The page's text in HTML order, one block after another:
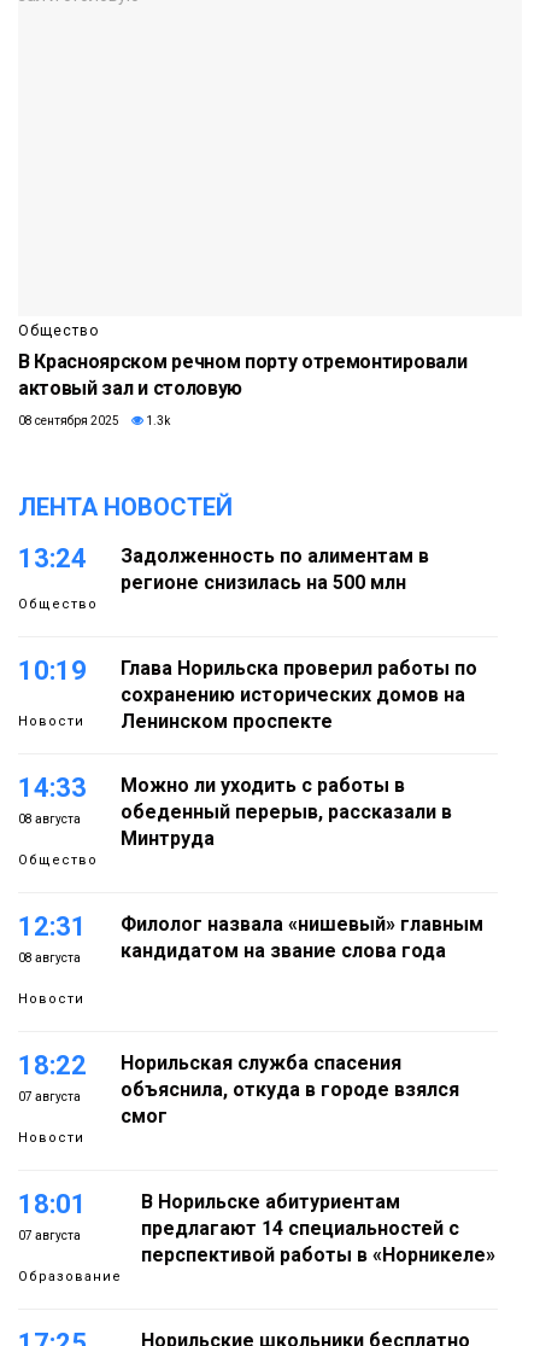
Общество
В Красноярском речном порту отремонтировали
актовый зал и столовую
08 сентября 2025 1.3k
ЛЕНТА НОВОСТЕЙ
13:24
Общество
Задолженность по алиментам в
регионе снизилась на 500 млн
10:19
Новости
Глава Норильска проверил работы по
сохранению исторических домов на
Ленинском проспекте
14:33
08 августа
Общество
Можно ли уходить с работы в
обеденный перерыв, рассказали в
Минтруда
12:31
08 августа
Новости
Филолог назвала «нишевый» главным
кандидатом на звание слова года
18:22
07 августа
Новости
Норильская служба спасения
объяснила, откуда в городе взялся
смог
18:01
07 августа
Образование
В Норильске абитуриентам
предлагают 14 специальностей с
перспективой работы в «Норникеле»
Норильские школьники бесплатно